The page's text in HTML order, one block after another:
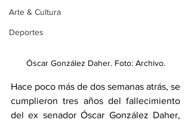
Arte & Cultura
Deportes
Óscar González Daher. Foto: Archivo.
Hace poco más de dos semanas atrás, se
cumplieron tres años del fallecimiento
del ex senador Óscar González Daher,